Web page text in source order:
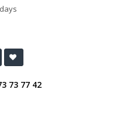
73 77 42